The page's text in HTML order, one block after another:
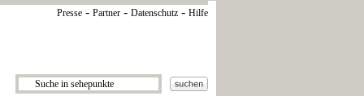
Presse - Partner - Datenschutz - Hilfe